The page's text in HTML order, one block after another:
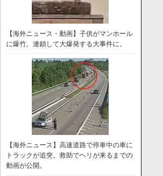
【海外ニュース・動画】子供がマンホール
に爆竹。連鎖して大爆発する大事件に。
【海外ニュース】高速道路で停車中の車に
トラックが追突。救助でヘリが来るまでの
動画が公開。